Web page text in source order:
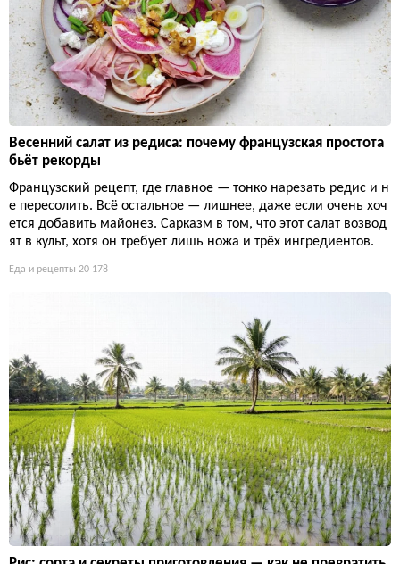
Весенний салат из редиса: почему французская простота
бьёт рекорды
Французский рецепт, где главное — тонко нарезать редис и н
е пересолить. Всё остальное — лишнее, даже если очень хоч
ется добавить майонез. Сарказм в том, что этот салат возвод
ят в культ, хотя он требует лишь ножа и трёх ингредиентов.
Еда и рецепты 20 178